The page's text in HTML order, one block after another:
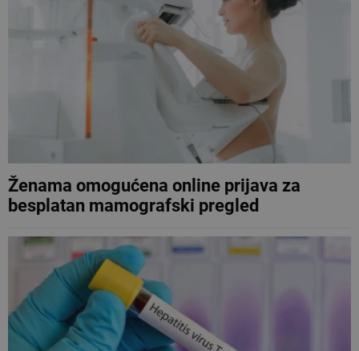
Ženama omogućena online prijava za
besplatan mamografski pregled